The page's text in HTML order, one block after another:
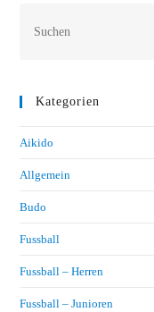
Kategorien
Aikido
Allgemein
Budo
Fussball
Fussball – Herren
Fussball – Junioren